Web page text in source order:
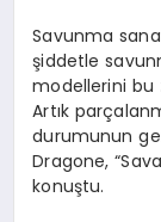
Savunma
şiddetle
modellerini bu
Artık
durumunun
Dragone,
konuştu.